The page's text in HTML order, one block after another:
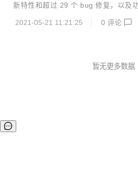
新特性和超过 29 个 bug 修复，以及
相关内容，帮助开发者获得最新资讯
s 源试用版 该 API 是 MediaStream
2021-05-21 11:21:25 0 评论
暂无更多数据